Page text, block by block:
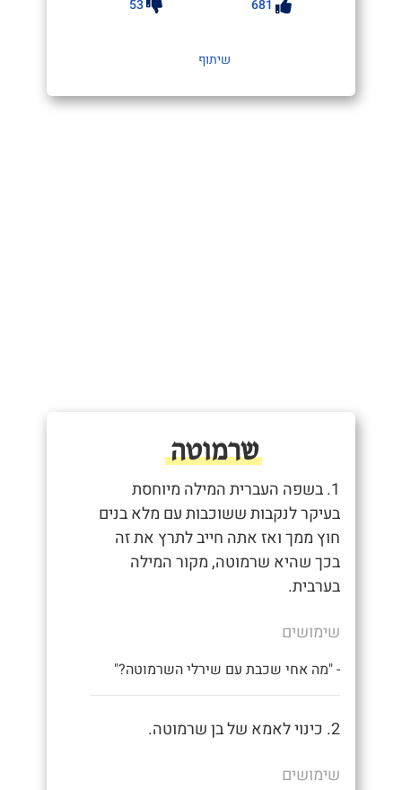
681
53
שיתוף
שרמוטה
1. בשפה העברית המילה מיוחסת
בעיקר לנקבות ששוכבות עם מלא בנים
חוץ ממך ואז אתה חייב לתרץ את זה
בכך שהיא שרמוטה, מקור המילה
בערבית.
שימושים
- "מה אחי שכבת עם שירלי השרמוטה?"
2. כינוי לאמא של בן שרמוטה.
שימושים